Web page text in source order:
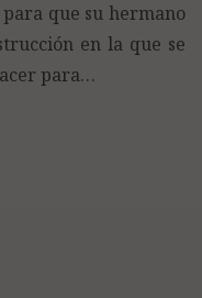
que su hermano
en la que se
para…